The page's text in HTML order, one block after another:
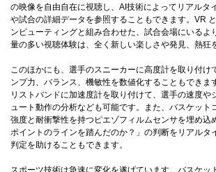
の映像を自由自在に視聴し、AI技術によってリアルタ
や試合の詳細データを参照することもできます。VR
ンピューティングと組み合わせた、試合会場にいるよ
量の多い視聴体験は、全く新しい楽しさや発見、熱狂
このほかにも、選手のスニーカーに高度計を取り付け
ンプ力、バランス、機敏性を数値化することもできま
リストバンドに加速度計を取り付けて、選手の速度や
ュート動作の分析なども可能です。また、バスケット
強度と耐衝撃性を持つピエゾフィルムセンサを埋め込
ポイントのラインを踏んだのか？」の判断をリアルタ
判定を助けることもできます。
スポーツ技術は急速に変化を遂げています。バスケッ